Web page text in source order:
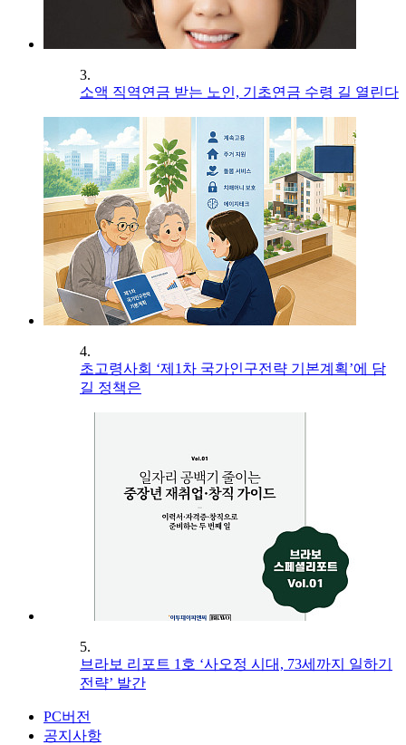
3.
소액 직역연금 받는 노인, 기초연금 수령 길 열린다
4.
초고령사회 ‘제1차 국가인구전략 기본계획’에 담
길 정책은
5.
브라보 리포트 1호 ‘사오정 시대, 73세까지 일하기
전략’ 발간
PC버전
공지사항